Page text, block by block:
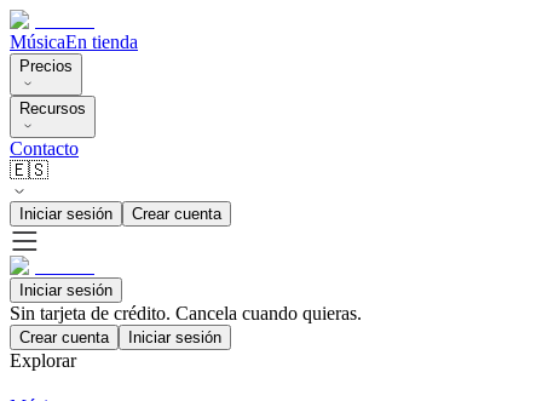
MúsicaEn tienda
Precios
Recursos
Contacto
🇪🇸
Iniciar sesión Crear cuenta
Iniciar sesión
Sin tarjeta de crédito. Cancela cuando quieras.
Crear cuenta Iniciar sesión
Explorar